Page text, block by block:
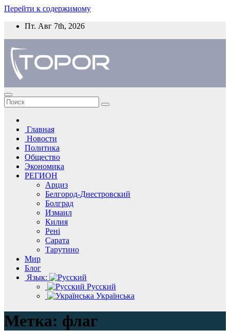
Перейти к содержимому
Пт. Авг 7th, 2026
Главная
Новости
Политика
Общество
Экономика
РЕГИОН
Арциз
Белгород-Днестровский
Болград
Измаил
Килия
Рені
Сарата
Тарутино
Мир
Блог
Язык:
Русский
Українська
Метка: флаг